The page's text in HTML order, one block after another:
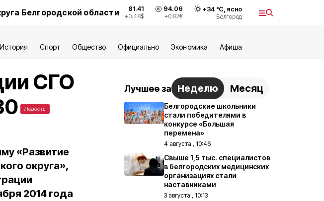
Белгородской области 81.41
+0.48$
94.06
+0.87€
+34°С, ясно
Белгород
История Спорт Общество Официально Экономика Aфиша
СГО
Новость
«Развитие
округа»,
2014 года
Лучшее за Неделю Месяц
Белгородские школьники
стали победителями в
конкурсе «Большая
перемена»
4 августа , 10:46
Свыше 1,5 тыс. специалистов
в белгородских медицинских
организациях стали
наставниками
3 августа , 10:13